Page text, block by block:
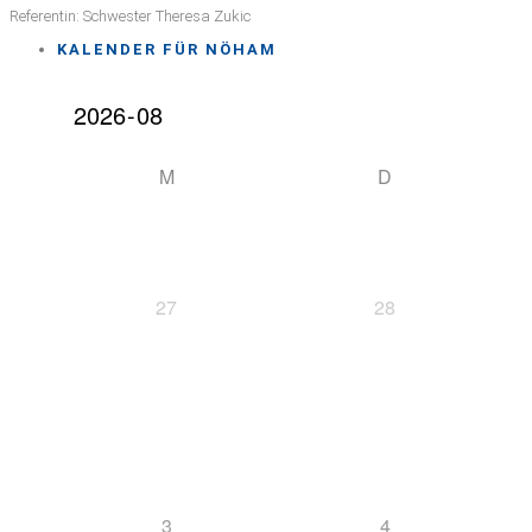
Referentin: Schwester Theresa Zukic
KALENDER FÜR NÖHAM
M D
27 28
3 4